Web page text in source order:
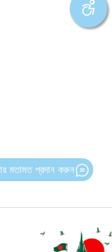
মতামত প্রদান করুন